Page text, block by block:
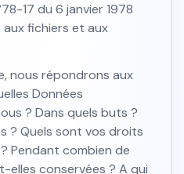
17 du 6 janvier 1978
fichiers et aux
nous répondrons aux
Données
? Dans quels buts ?
? Quels sont vos droits
Pendant combien de
elles conservées ? A qui